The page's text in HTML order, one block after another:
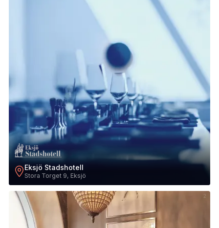
Eksjö Stadshotell
Stora Torget 9, Eksjö
2